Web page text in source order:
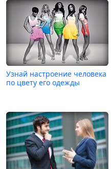
Узнай настроение человека
по цвету его одежды